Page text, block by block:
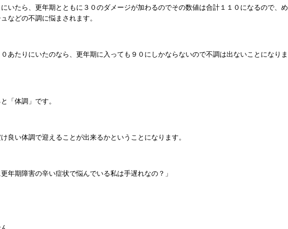
いたら、更年期とともに３０のダメージが加わるのでその数値は合計１１０になるので、め
などの不調に悩まされます。
あたりにいたのなら、更年期に入っても９０にしかならないので不調は出ないことになりま
「体調」です。
良い体調で迎えることが出来るかということになります。
年期障害の辛い症状で悩んでいる私は手遅れなの？」